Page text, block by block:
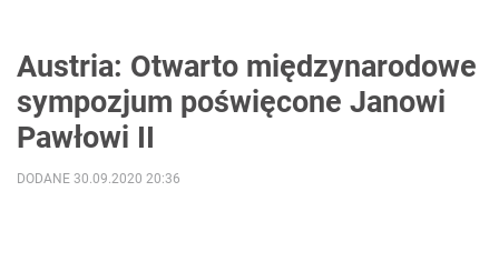
Austria: Otwarto międzynarodowe
sympozjum poświęcone Janowi
Pawłowi II
DODANE 30.09.2020 20:36